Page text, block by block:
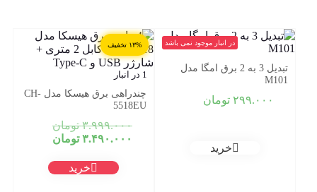
در انبار موجود نمی باشد
تبدیل 3 به 2 برق امگا مدل
M101
۲۹۹.۰۰۰ تومان
خرید
۱۳% تخفیف
1 در انبار
چندراهی برق هیسکا مدل CH-
5518EU
۳.۹۹۹.۰۰۰ تومانقیمت
بود.
۳.۴۹۰.۰۰۰ تومان
۳.۴۹۰.۰۰۰ تومان.
خرید